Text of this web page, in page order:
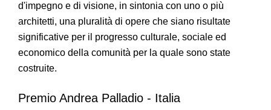
d'impegno e di visione, in sintonia con uno o più
architetti, una pluralità di opere che siano risultate
significative per il progresso culturale, sociale ed
economico della comunità per la quale sono state
costruite.
Premio Andrea Palladio - Italia